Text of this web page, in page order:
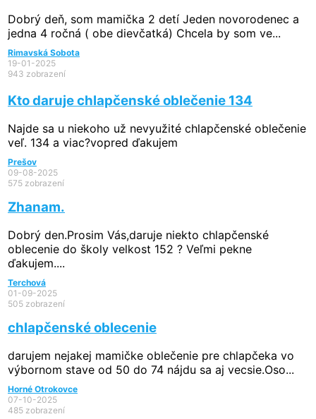
Dobrý deň, som mamička 2 detí Jeden novorodenec a
jedna 4 ročná ( obe dievčatká) Chcela by som ve...
Rimavská Sobota
19-01-2025
943 zobrazení
Kto daruje chlapčenské oblečenie 134
Najde sa u niekoho už nevyužité chlapčenské oblečenie
veľ. 134 a viac?vopred ďakujem
Prešov
09-08-2025
575 zobrazení
Zhanam.
Dobrý den.Prosim Vás,daruje niekto chlapčenské
oblecenie do školy velkost 152 ? Veľmi pekne
ďakujem....
Terchová
01-09-2025
505 zobrazení
chlapčenské oblecenie
darujem nejakej mamičke oblečenie pre chlapčeka vo
výbornom stave od 50 do 74 nájdu sa aj vecsie.Oso...
Horné Otrokovce
07-10-2025
485 zobrazení